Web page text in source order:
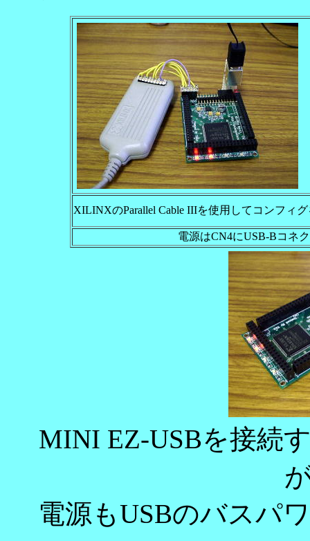
XILINXのParallel Cable IIIを使用してコンフィ
電源はCN4にUSB-Bコネ
MINI EZ-USBを接続
電源もUSBのバスパ